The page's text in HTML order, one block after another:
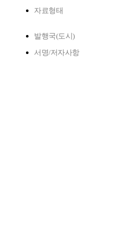
자료형태
발행국(도시)
서명/저자사항